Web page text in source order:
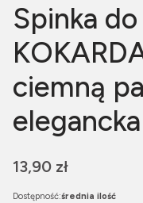
Spinka
ciemną
Cena
13,90 zł
Dostępność:średnia ilość